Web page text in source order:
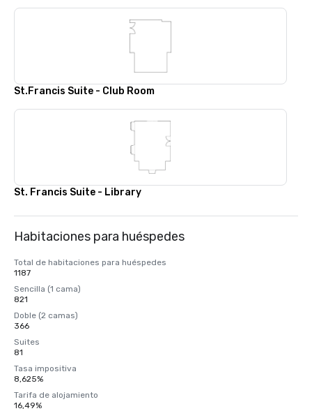
St.Francis Suite - Club Room
St. Francis Suite - Library
Habitaciones para huéspedes
Total de habitaciones para huéspedes
1187
Sencilla (1 cama)
821
Doble (2 camas)
366
Suites
81
Tasa impositiva
8,625%
Tarifa de alojamiento
16,49%